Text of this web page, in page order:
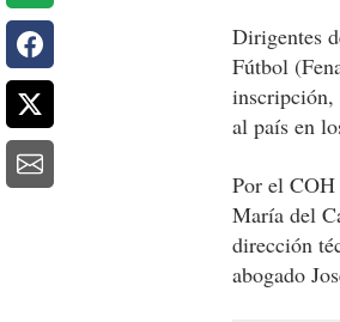
Dirigentes
Fútbol
inscripción,
al país en
Por el COH
María del
dirección
abogado